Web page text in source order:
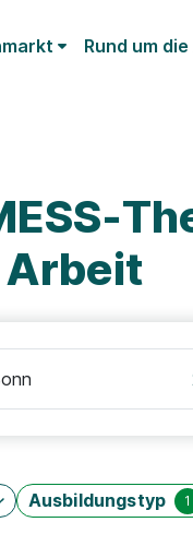
Rund um
Arbeit
Ausbildungstyp 1